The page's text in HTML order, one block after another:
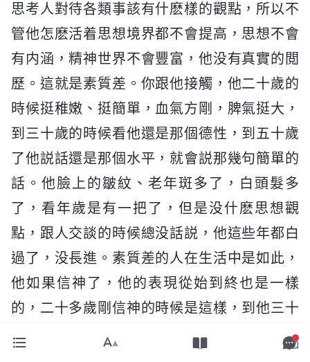
思考人對待各類事該有什麽樣的觀點，所以不
管他怎麽活着思想境界都不會提高，思想不會
有内涵，精神世界不會豐富，他没有真實的閲
歷。這就是素質差。你跟他接觸，他二十歲的
時候挺稚嫩、挺簡單，血氣方剛，脾氣挺大，
到三十歲的時候看他還是那個德性，到五十歲
了他説話還是那個水平，就會説那幾句簡單的
話。他臉上的皺紋、老年斑多了，白頭髮多
了，看年歲是有一把了，但是没什麽思想觀
點，跟人交談的時候總没話説，他這些年都白
過了，没長進。素質差的人在生活中是如此，
他如果信神了，他的表現從始到終也是一樣
的，二十多歲剛信神的時候是這樣，到他三十
歲、五十歲的時候還是這樣，没有一點兒長